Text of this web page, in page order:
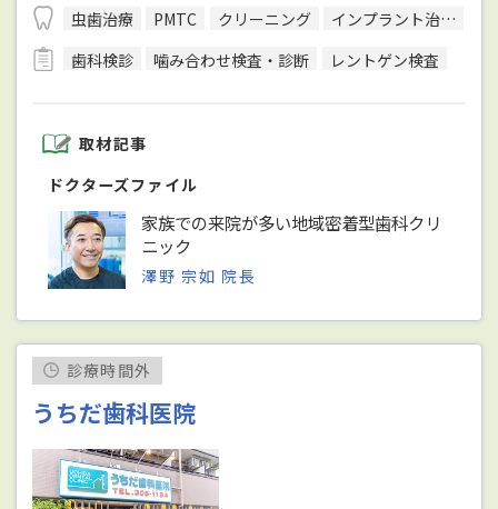
虫歯治療
PMTC クリーニング インプラント治療
歯科検診
噛み合わせ検査・診断 レントゲン検査
取材記事
ドクターズファイル
家族での来院が多い地域密着型歯科クリ
ニック
澤野 宗如 院長
診療時間外
うちだ歯科医院